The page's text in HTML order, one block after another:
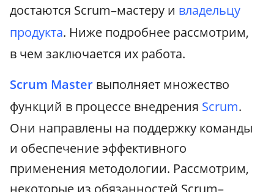
достаются Scrum–мастеру и владельцу
продукта. Ниже подробнее рассмотрим,
в чем заключается их работа.
Scrum Master выполняет множество
функций в процессе внедрения Scrum.
Они направлены на поддержку команды
и обеспечение эффективного
применения методологии. Рассмотрим,